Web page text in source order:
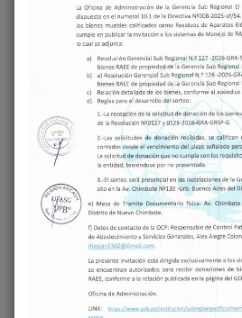
Seguimiento
del Plan
Operativo
Institucional
Anual
03/2026
Reporte de
Seguimiento
POI anual 2025
25/03/2026
Resolución
Lima, N° 0018-
2025-EF/53.01
10/11/2025
RESOLUCION
GERENCAL
GENERAL
REGIONAL N°
236 - 2025 -
GRA- GGR
15/04/2025